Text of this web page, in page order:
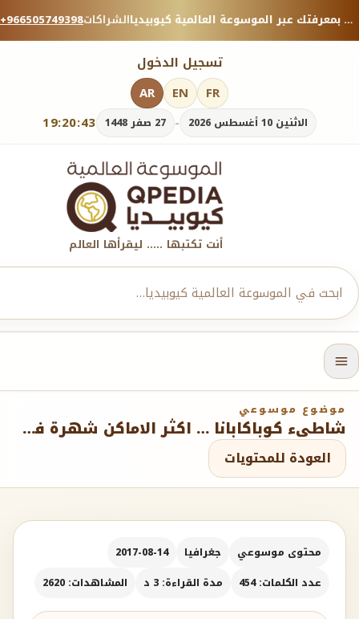
+966505749398الشراكات منصة معرفية موثوقة — شارك بمعرفتك عبر الموسوعة العالمية كيوبيديا.
تسجيل الدخول
19:20:44 الاثنين 10 أغسطس 2026 - 27 صفر 1448
AR EN FR
أنت تكتبها ..... ليقرأها العالم
موضوع موسوعي
شاطىء كوباكابانا … اكثر الاماكن شهرة في العالم
العودة للمحتويات
محتوى موسوعي جغرافيا
2017-08-14
عدد الكلمات: 454
مدة القراءة: 3 د المشاهدات: 2620